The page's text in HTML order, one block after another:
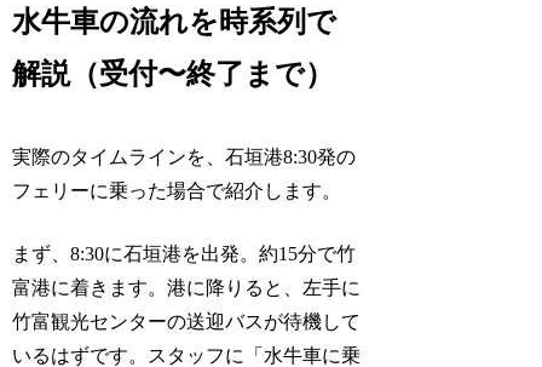
水牛車の流れを時系列で
解説（受付〜終了まで）
実際のタイムラインを、石垣港8:30発の
フェリーに乗った場合で紹介します。
まず、8:30に石垣港を出発。約15分で竹
富港に着きます。港に降りると、左手に
竹富観光センターの送迎バスが待機して
いるはずです。スタッフに「水牛車に乗